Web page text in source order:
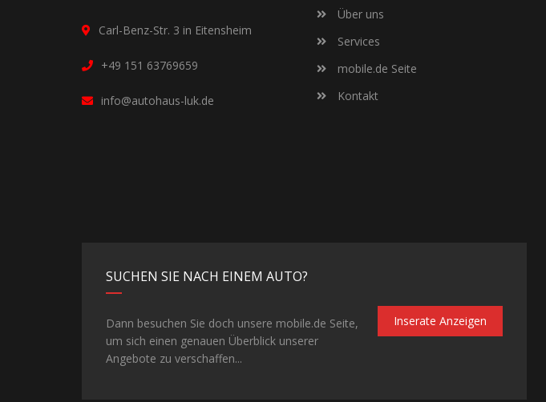
Carl-Benz-Str. 3 in Eitensheim
+49 151 63769659
info@autohaus-luk.de
Über uns
Services
mobile.de Seite
Kontakt
SUCHEN SIE NACH EINEM AUTO?
Dann besuchen Sie doch unsere mobile.de Seite,
um sich einen genauen Überblick unserer
Angebote zu verschaffen...
Inserate Anzeigen